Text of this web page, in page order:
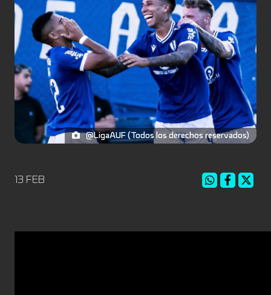
@LigaAUF (Todos los derechos reservados)
13 FEB